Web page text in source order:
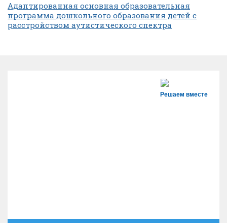
Адаптированная основная образовательная
программа дошкольного образования детей с
расстройством аутистического спектра
Решаем вместе